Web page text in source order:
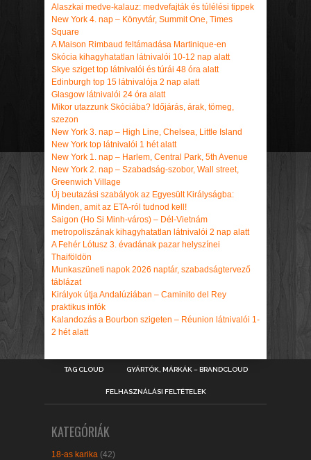
Alaszkai medve-kalauz: medvefajták és túlélési tippek
New York 4. nap – Könyvtár, Summit One, Times
Square
A Maison Rimbaud feltámadása Martinique-en
Skócia kihagyhatatlan látnivalói 10-12 nap alatt
Skye sziget top látnivalói és túrái 48 óra alatt
Edinburgh top 15 látnivalója 2 nap alatt
Glasgow látnivalói 24 óra alatt
Mikor utazzunk Skóciába? Időjárás, árak, tömeg,
szezon
New York 3. nap – High Line, Chelsea, Little Island
New York top látnivalói 1 hét alatt
New York 1. nap – Harlem, Central Park, 5th Avenue
New York 2. nap – Szabadság-szobor, Wall street,
Greenwich Village
Új beutazási szabályok az Egyesült Királyságba:
Minden, amit az ETA-ról tudnod kell!
Saigon (Ho Si Minh-város) – Dél-Vietnám
metropoliszának kihagyhatatlan látnivalói 2 nap alatt
A Fehér Lótusz 3. évadának pazar helyszínei
Thaiföldön
Munkaszüneti napok 2026 naptár, szabadságtervező
táblázat
Királyok útja Andalúziában – Caminito del Rey
praktikus infók
Kalandozás a Bourbon szigeten – Réunion látnivalói 1-
2 hét alatt
TAG CLOUD GYÁRTÓK, MÁRKÁK – BRANDCLOUD
FELHASZNÁLÁSI FELTÉTELEK
KATEGÓRIÁK
18-as karika (42)